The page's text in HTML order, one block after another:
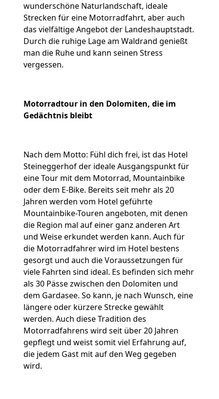
wunderschöne Naturlandschaft, ideale
Strecken für eine Motorradfahrt, aber auch
das vielfältige Angebot der Landeshauptstadt.
Durch die ruhige Lage am Waldrand genießt
man die Ruhe und kann seinen Stress
vergessen.
Motorradtour in den Dolomiten, die im
Gedächtnis bleibt
Nach dem Motto: Fühl dich frei, ist das Hotel
Steineggerhof der ideale Ausgangspunkt für
eine Tour mit dem Motorrad, Mountainbike
oder dem E-Bike. Bereits seit mehr als 20
Jahren werden vom Hotel geführte
Mountainbike-Touren angeboten, mit denen
die Region mal auf einer ganz anderen Art
und Weise erkundet werden kann. Auch für
die Motorradfahrer wird im Hotel bestens
gesorgt und auch die Voraussetzungen für
viele Fahrten sind ideal. Es befinden sich mehr
als 30 Pässe zwischen den Dolomiten und
dem Gardasee. So kann, je nach Wunsch, eine
längere oder kürzere Strecke gewählt
werden. Auch diese Tradition des
Motorradfahrens wird seit über 20 Jahren
gepflegt und weist somit viel Erfahrung auf,
die jedem Gast mit auf den Weg gegeben
wird.